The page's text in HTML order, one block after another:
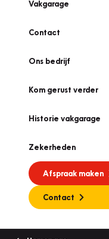
Vakgarage
Contact
Ons bedrijf
Kom gerust verder
Historie vakgarage
Zekerheden
Afspraak maken
Contact